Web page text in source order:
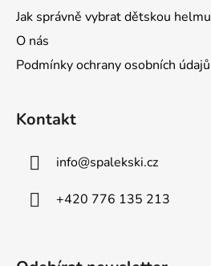
Jak správně vybrat dětskou
O nás
Podmínky ochrany osobních údajů
Kontakt
info@spalekski.cz
+420 776 135 213